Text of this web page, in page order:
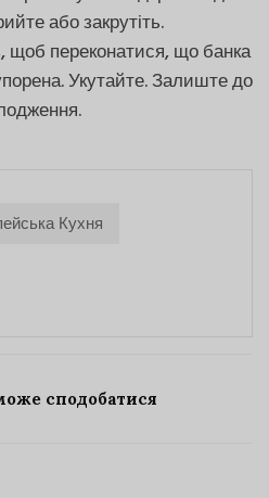
або закрутіть.
щоб переконатися, що банка
Укутайте. Залиште до
Кухня
сподобатися